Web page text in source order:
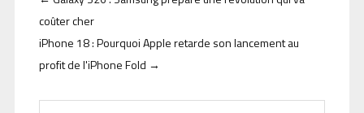
coûter cher
iPhone 18 : Pourquoi Apple retarde son lancement au
profit de l'iPhone Fold →